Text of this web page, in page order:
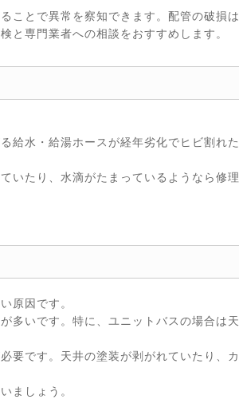
ことで異常を察知できます。配管の破損は
と専門業者への相談をおすすめします。
給水・給湯ホースが経年劣化でヒビ割れた
いたり、水滴がたまっているようなら修理
原因です。
多いです。特に、ユニットバスの場合は天
要です。天井の塗装が剥がれていたり、カ
ましょう。